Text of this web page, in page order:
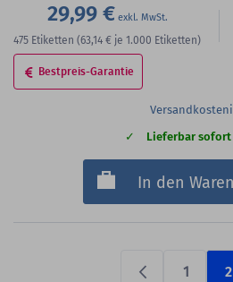
29,99 €
475 Etiketten (63,14 € je 1.000 Etiketten)
Bestpreis-Garantie
Lieferbar sofort
In den
1 2